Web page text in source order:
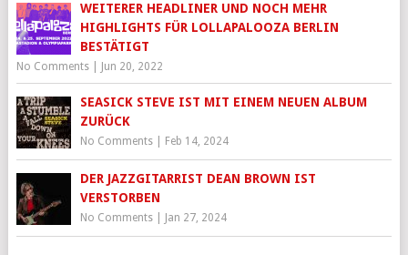
WEITERER HEADLINER UND NOCH MEHR
HIGHLIGHTS FÜR LOLLAPALOOZA BERLIN
BESTÄTIGT
No Comments| Jun 20, 2022
​SEASICK STEVE IST MIT EINEM NEUEN ALBUM
ZURÜCK
No Comments| Feb 14, 2024
DER JAZZGITARRIST DEAN BROWN IST
VERSTORBEN
No Comments| Jan 27, 2024